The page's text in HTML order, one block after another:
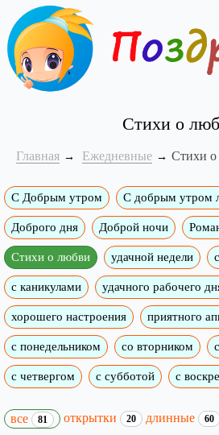
Стихи о
Главная Ежедневные Стихи
С Добрым утром C добрым утром
Доброго дня Доброй ночи
Стихи о любви удачной недели
с каникулами удачного рабочего
хорошего настроения приятного
с понедельником со вторником
с четвергом с субботой с
все 81 открытки 20 длинные 60